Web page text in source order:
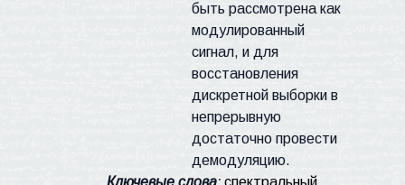
быть рассмотрена как
модулированный
сигнал, и для
восстановления
дискретной выборки в
непрерывную
достаточно провести
демодуляцию.